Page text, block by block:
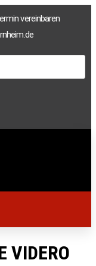
vereinbaren
VIDERO